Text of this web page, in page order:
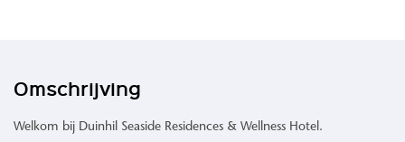
Omschrijving
Welkom bij Duinhil Seaside Residences & Wellness Hotel.